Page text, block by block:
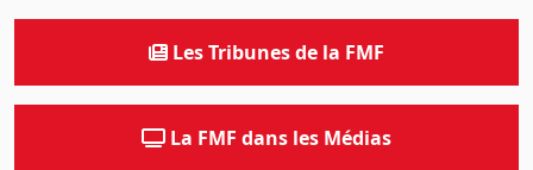
Les Tribunes de la FMF
La FMF dans les Médias